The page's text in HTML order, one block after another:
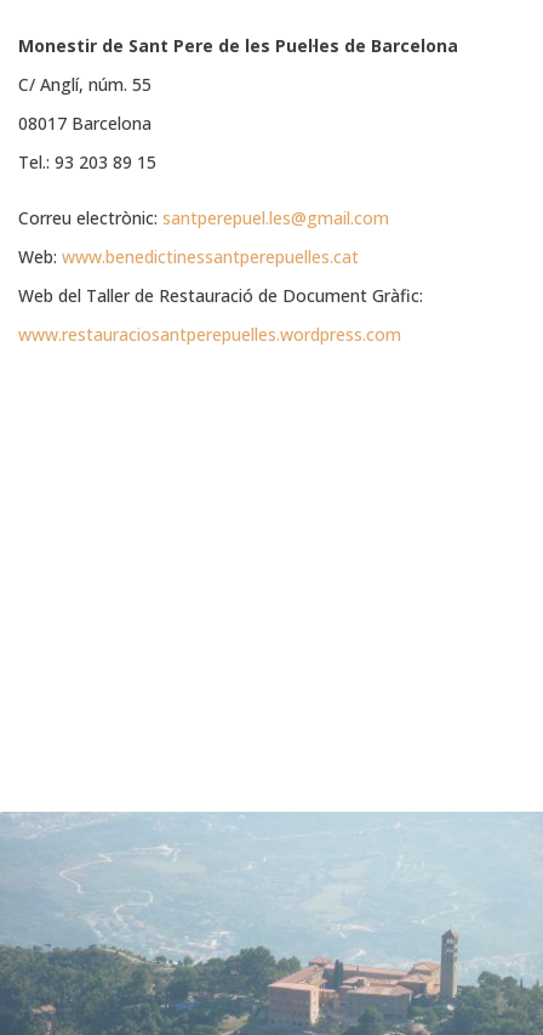
Monestir de Sant Pere de les Puel·les de Barcelona
C/ Anglí, núm. 55
08017 Barcelona
Tel.: 93 203 89 15
Correu electrònic: santperepuel.les@gmail.com
Web: www.benedictinessantperepuelles.cat
Web del Taller de Restauració de Document Gràfic:
www.restauraciosantperepuelles.wordpress.com